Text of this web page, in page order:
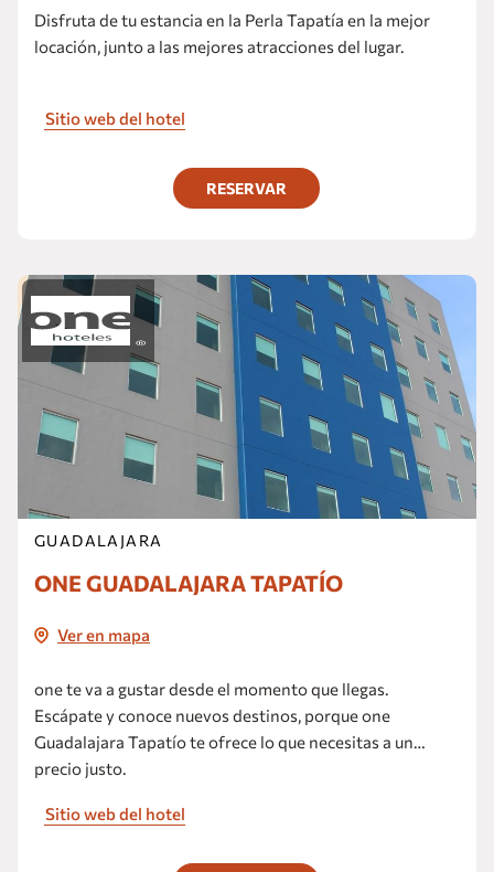
Disfruta de tu estancia en la Perla Tapatía en la mejor
locación, junto a las mejores atracciones del lugar.
Sitio web del hotel
RESERVAR
GUADALAJARA
ONE GUADALAJARA TAPATÍO
Ver en mapa
one te va a gustar desde el momento que llegas.
Escápate y conoce nuevos destinos, porque one
Guadalajara Tapatío te ofrece lo que necesitas a un
precio justo.
Sitio web del hotel